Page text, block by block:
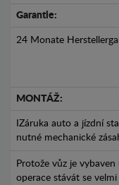
Garantie:
24 Monate
MONTÁŽ:
IZáruka auto a jízdní
nutné mechanické
Protože vůz je
operace stávát se